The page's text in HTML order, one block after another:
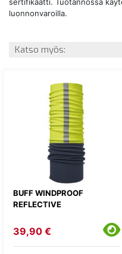
luonnonvaroilla.
Katso myös:
BUFF WINDPROOF
REFLECTIVE
39,90 €